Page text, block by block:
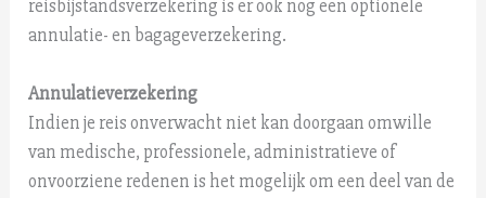
reisbijstandsverzekering is er ook nog een optionele
annulatie- en bagageverzekering.
Annulatieverzekering
Indien je reis onverwacht niet kan doorgaan omwille
van medische, professionele, administratieve of
onvoorziene redenen is het mogelijk om een deel van de